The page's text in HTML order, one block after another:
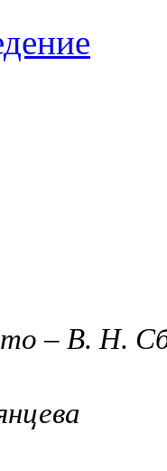
– В. Н.